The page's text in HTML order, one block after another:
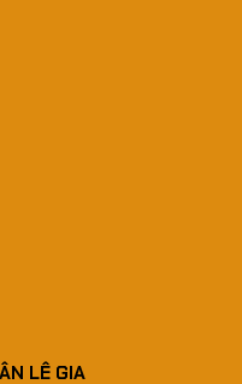
LÊ GIA